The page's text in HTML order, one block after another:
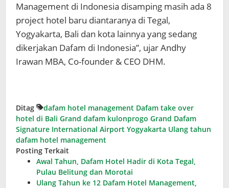
Management di Indonesia disamping masih ada 8
project hotel baru diantaranya di Tegal,
Yogyakarta, Bali dan kota lainnya yang sedang
dikerjakan Dafam di Indonesia”, ujar Andhy
Irawan MBA, Co-founder & CEO DHM.
Ditag dafam hotel management Dafam take over
hotel di Bali Grand dafam kulonprogo Grand Dafam
Signature International Airport Yogyakarta Ulang tahun
dafam hotel management
Posting Terkait
Awal Tahun, Dafam Hotel Hadir di Kota Tegal,
Pulau Belitung dan Morotai
Ulang Tahun ke 12 Dafam Hotel Management,